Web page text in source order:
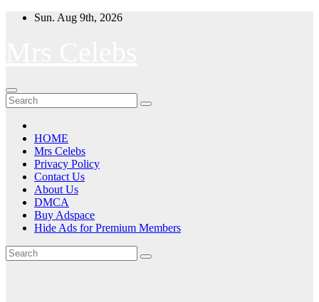
Skip
Sun. Aug 9th, 2026
HOME
Mrs Celebs
Privacy Policy
Contact Us
About Us
DMCA
Buy Adspace
Hide Ads for Premium Members